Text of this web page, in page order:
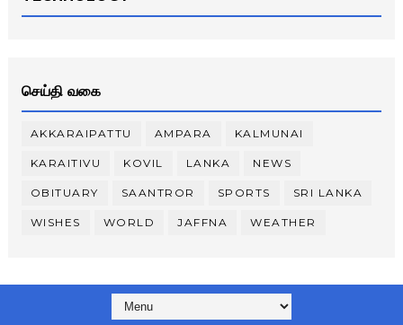
செய்தி வகை
AKKARAIPATTU AMPARA KALMUNAI
KARAITIVU KOVIL LANKA NEWS
OBITUARY SAANTROR SPORTS SRI LANKA
WISHES WORLD JAFFNA WEATHER